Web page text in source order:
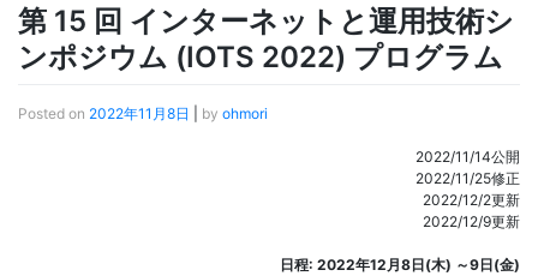
第 15 回 インターネットと運用技術シ
ンポジウム (IOTS 2022) プログラム
Posted on 2022年11月8日 by ohmori
2022/11/14公開
2022/11/25修正
2022/12/2更新
2022/12/9更新
日程: 2022年12月8日(木) ～9日(金)